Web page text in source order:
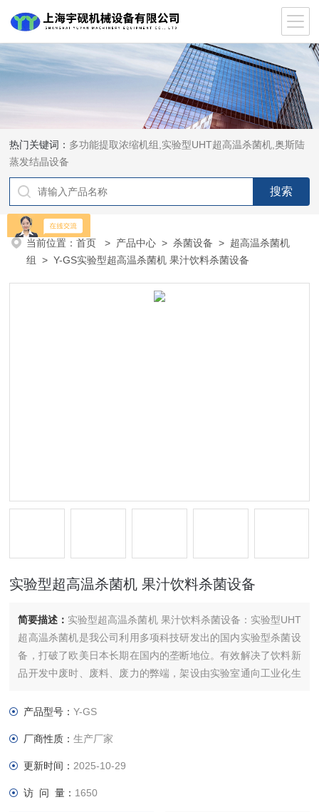
热门关键词： 多功能提取浓缩机组,实验型UHT超高温杀菌机,奥斯陆
蒸发结晶设备
当前位置：首页 > 产品中心 >杀菌设备 > 超高温杀菌机
组
> Y-GS实验型超高温杀菌机 果汁饮料杀菌设备
实验型超高温杀菌机 果汁饮料杀菌设备
简要描述： 实验型超高温杀菌机 果汁饮料杀菌设备：实验型UHT
超高温杀菌机是我公司利用多项科技研发出的国内实验型杀菌设
备，打破了欧美日本长期在国内的垄断地位。有效解决了饮料新
品开发中废时、废料、废力的弊端，架设由实验室通向工业化生
产品型号：Y-GS
厂商性质：生产厂家
更新时间： 2025-10-29
访 问 量： 1650